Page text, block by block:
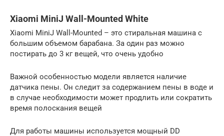
Xiaomi MiniJ Wall-Mounted White
Xiaomi MiniJ Wall-Mounted – это стиральная машина с
большим объемом барабана. За один раз можно
постирать до 3 кг вещей, что очень удобно
Важной особенностью модели является наличие
датчика пены. Он следит за содержанием пены в воде и
в случае необходимости может продлить или сократить
время полоскания вещей
Для работы машины используется мощный DD